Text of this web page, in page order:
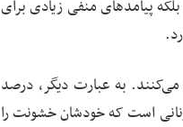
پیامدهای منفی زیادی برای
می‌کنند. به عبارت دیگر، درصد
است که خودشان خشونت را